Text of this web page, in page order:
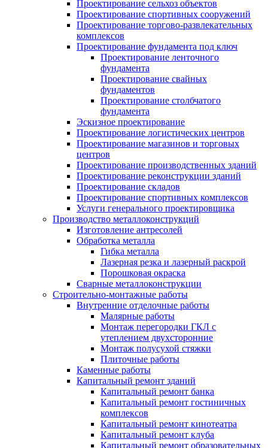
Проектирование сельхоз объектов
Проектирование спортивных сооружений
Проектирование торгово-развлекательных
комплексов
Проектирование фундамента под ключ
Проектирование ленточного
фундамента
Проектирование свайных
фундаментов
Проектирование столбчатого
фундамента
Эскизное проектирование
Проектирование логистических центров
Проектирование магазинов и торговых
центров
Проектирование производственных зданий
Проектирование реконструкции зданий
Проектирование складов
Проектирование спортивных комплексов
Услуги генерального проектировщика
Производство металлоконструкций
Изготовление антресолей
Обработка металла
Гибка металла
Лазерная резка и лазерный раскрой
Порошковая окраска
Сварные металлоконструкции
Строительно-монтажные работы
Внутренние отделочные работы
Малярные работы
Монтаж перегородки ГКЛ с
утеплением двухсторонние
Монтаж полусухой стяжки
Плиточные работы
Каменные работы
Капитальный ремонт зданий
Капитальный ремонт банка
Капитальный ремонт гостиничных
комплексов
Капитальный ремонт кинотеатра
Капитальный ремонт клуба
Капитальный ремонт образовательных